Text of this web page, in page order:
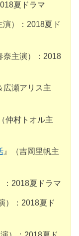
夏ドラマ
）：2018夏ド
奈主演）：2018
広瀬アリス主
仲村トオル主
』（吉岡里帆主
：2018夏ドラマ
）：2018夏ド